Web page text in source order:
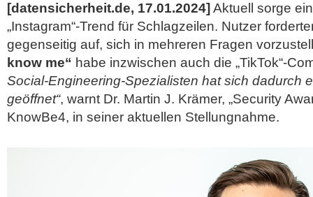
[datensicherheit.de, 17.01.2024] Aktuell sorge
„Instagram“-Trend für Schlagzeilen. Nutzer
gegenseitig auf, sich in mehreren Fragen
know me“ habe inzwischen auch die „TikTok“-
Social-Engineering-Spezialisten hat sich dadurch
geöffnet“, warnt Dr. Martin J. Krämer, „Security
KnowBe4, in seiner aktuellen Stellungnahme.